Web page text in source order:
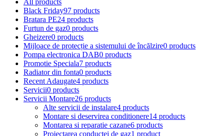
Black Friday97 products
Bratara PE24 products
Furtun de gaz0 products
Gheizere0 products
Mijloace de protecție a sistemului de încălzire0 products
Pompa electronica DAB0 products
Promotie Speciala7 products
Radiator din fonta0 products
Recent Adaugate4 products
Servicii0 products
Servicii Montare26 products
Alte servicii de instalare4 products
Montare si deservirea conditionere14 products
Montarea si reparatie cazane6 products
Proiectarea conductei de gaz1 product